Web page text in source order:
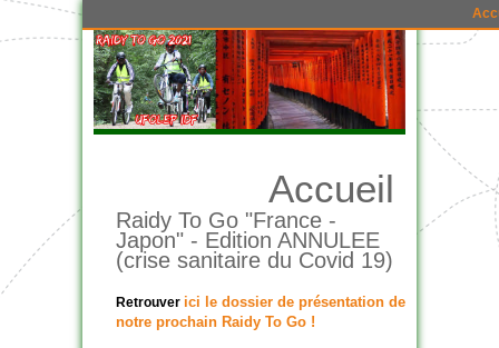
Accueil
Raidy To Go "France -
Japon" - Edition ANNULEE
(crise sanitaire du Covid 19)
Retrouver ici le dossier de présentation de
notre prochain Raidy To Go !